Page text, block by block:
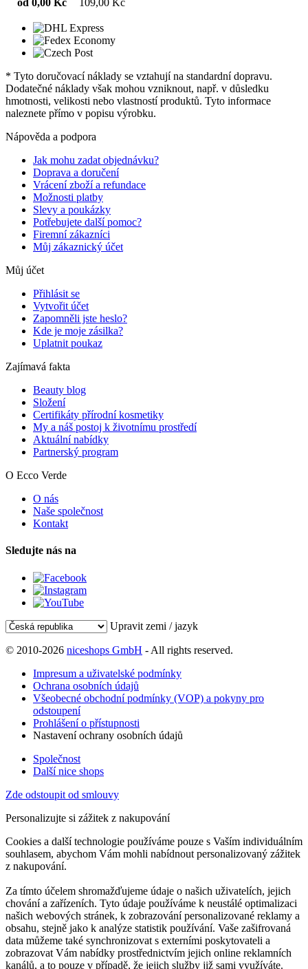
od 0,00 Kč 109,00 Kč
* Tyto doručovací náklady se vztahují na standardní dopravu.
Dodatečné náklady však mohou vzniknout, např. v důsledku
hmotnosti, velikosti nebo vlastností produktů. Tyto informace
naleznete přímo v popisu výrobku.
Nápověda a podpora
Jak mohu zadat objednávku?
Doprava a doručení
Vrácení zboží a refundace
Možnosti platby
Slevy a poukázky
Potřebujete další pomoc?
Firemní zákazníci
Můj zákaznický účet
Můj účet
Přihlásit se
Vytvořit účet
Zapomněli jste heslo?
Kde je moje zásilka?
Uplatnit poukaz
Zajímavá fakta
Beauty blog
Složení
Certifikáty přírodní kosmetiky
My a náš postoj k životnímu prostředí
Aktuální nabídky
Partnerský program
O Ecco Verde
O nás
Naše společnost
Kontakt
Sledujte nás na
Upravit zemi / jazyk
© 2010-2026 niceshops GmbH - All rights reserved.
Impresum a uživatelské podmínky
Ochrana osobních údajů
Všeobecné obchodní podmínky (VOP) a pokyny pro
odstoupení
Prohlášení o přístupnosti
Nastavení ochrany osobních údajů
Společnost
Další nice shops
Zde odstoupit od smlouvy
Personalizujte si zážitek z nakupování
Cookies a další technologie používáme pouze s Vaším individuálním
souhlasem, abychom Vám mohli nabídnout personalizovaný zážitek
z nakupování.
Za tímto účelem shromažďujeme údaje o našich uživatelích, jejich
chování a zařízeních. Tyto údaje používáme k neustálé optimalizaci
našich webových stránek, k zobrazování personalizované reklamy a
obsahu, stejně jako k analýze statistik používání. Vaše zašifrovaná
data můžeme také synchronizovat s externími poskytovateli a
zobrazovat Vám nabídky prostřednictvím jejich online reklamních
kanálů, a to pouze v případě, že jejich služby již sami využíváte.